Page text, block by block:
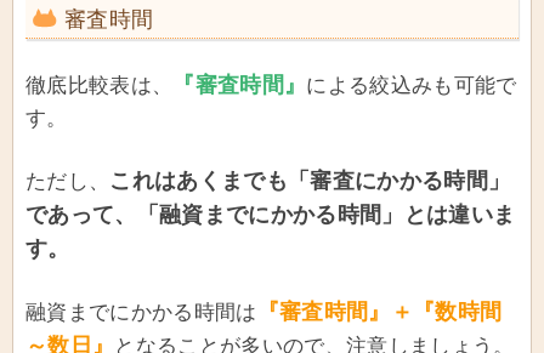
審査時間
徹底比較表は、 『審査時間』 による絞込みも可能で
す。
ただし、 これはあくまでも「審査にかかる時間」
であって、「融資までにかかる時間」とは違いま
す。
融資までにかかる時間は
『審査時間』＋『数時間
～数日』
となることが多いので、注意しましょう。